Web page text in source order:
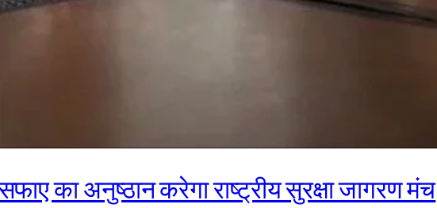
का अनुष्ठान करेगा राष्ट्रीय सुरक्षा जागरण मंच